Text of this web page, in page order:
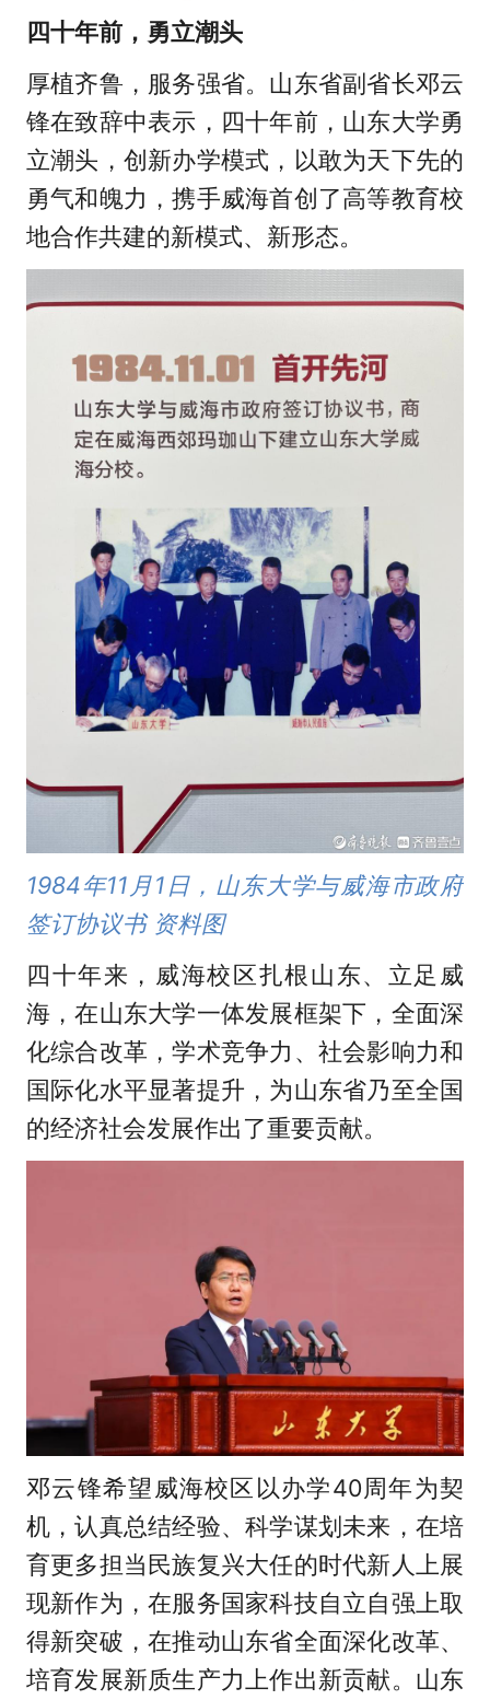
四十年前，勇立潮头
厚植齐鲁，服务强省。山东省副省长邓云
锋在致辞中表示，四十年前，山东大学勇
立潮头，创新办学模式，以敢为天下先的
勇气和魄力，携手威海首创了高等教育校
地合作共建的新模式、新形态。
1984年11月1日，山东大学与威海市政府
签订协议书 资料图
四十年来，威海校区扎根山东、立足威
海，在山东大学一体发展框架下，全面深
化综合改革，学术竞争力、社会影响力和
国际化水平显著提升，为山东省乃至全国
的经济社会发展作出了重要贡献。
邓云锋希望威海校区以办学40周年为契
机，认真总结经验、科学谋划未来，在培
育更多担当民族复兴大任的时代新人上展
现新作为，在服务国家科技自立自强上取
得新突破，在推动山东省全面深化改革、
培育发展新质生产力上作出新贡献。山东